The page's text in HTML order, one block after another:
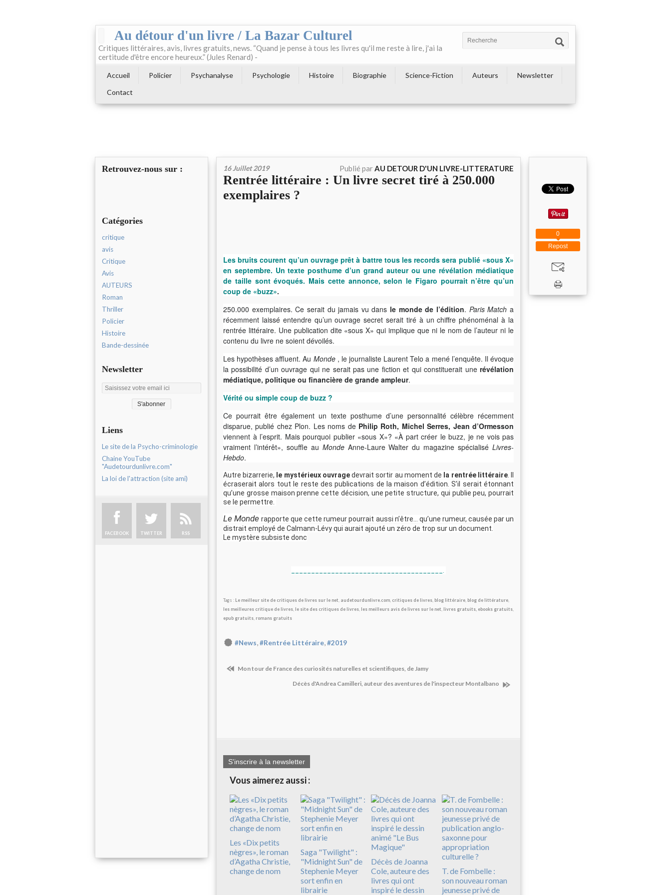
Au détour d'un livre / La Bazar Culturel
Critiques littéraires, avis, livres gratuits, news. “Quand je pense à tous les livres qu'il me reste à lire, j'ai la
certitude d'être encore heureux.” (Jules Renard) -
Accueil Policier Psychanalyse Psychologie Histoire Biographie Science-Fiction Auteurs
Newsletter
Contact
Retrouvez-nous sur :
Catégories
critique
avis
Critique
Avis
AUTEURS
Roman
Thriller
Policier
Histoire
Bande-dessinée
Newsletter
Liens
Le site de la Psycho-criminologie
Chaine YouTube
"Audetourdunlivre.com"
La loi de l'attraction (site ami)
FACEBOOK TWITTER RSS
16 Juillet 2019 Publié parAU DETOUR D'UN LIVRE-LITTERATURE
Rentrée littéraire : Un livre secret tiré à 250.000
exemplaires ?
Les bruits courent qu’un ouvrage prêt à battre tous les records sera publié «sous X»
en septembre. Un texte posthume d’un grand auteur ou une révélation médiatique
de taille sont évoqués. Mais cette annonce, selon le Figaro pourrait n’être qu’un
coup de «buzz».
250.000 exemplaires. Ce serait du jamais vu dans le monde de l’édition. Paris Matcha
récemment laissé entendre qu’un ouvrage secret serait tiré à un chiffre phénoménal à la
rentrée littéraire. Une publication dite «sous X» qui implique que ni le nom de l’auteur ni le
contenu du livre ne soient dévoilés.
Les hypothèses affluent. Au Monde , le journaliste Laurent Telo a mené l’enquête. Il évoque
la possibilité d’un ouvrage qui ne serait pas une fiction et qui constituerait une révélation
médiatique, politique ou financière de grande ampleur.
Vérité ou simple coup de buzz ?
Ce pourrait être également un texte posthume d’une personnalité célèbre récemment
disparue, publié chez Plon. Les noms dePhilip Roth, Michel Serres, Jean d’Ormesson
viennent à l’esprit. Mais pourquoi publier «sous X»? «À part créer le buzz, je ne vois pas
vraiment l’intérêt», souffle au MondeAnne-Laure Walter du magazine spécialiséLivres-
Hebdo.
Autre bizarrerie, le mystérieux ouvragedevrait sortir au moment de la rentrée littéraire. Il
écraserait alors tout le reste des publications de la maison d’édition. S’il serait étonnant
qu’une grosse maison prenne cette décision, une petite structure, qui publie peu, pourrait
se le permettre.
Le Monderapporte que cette rumeur pourrait aussi n’être... qu’une rumeur, causée par un
distrait employé de Calmann-Lévy qui aurait ajouté un zéro de trop sur un document.
Le mystère subsiste donc
Tags : Le meilleur site de critiques de livres sur le net audetourdunlivre.com critiques de livres blog littéraire blog de littérature
les meilleures critique de livres le site des critiques de livres les meilleurs avis de livres sur le net livres gratuits, ebooks gratuits
epub gratuits romans gratuits
#News,#Rentrée Littéraire,#2019
Mon tour de France des curiosités naturelles et scientifiques, de Jamy
Décès d'Andrea Camilleri, auteur des aventures de l'inspecteur Montalbano
S'inscrire à la newsletter
Vous aimerez aussi :
Les «Dix petits
nègres», le roman
d’Agatha Christie,
change de nom
Saga "Twilight" :
"Midnight Sun" de
Stephenie Meyer
sort enfin en
librairie
Décès de Joanna
Cole, auteure des
livres qui ont
inspiré le dessin
T. de Fombelle :
son nouveau roman
jeunesse privé de
Repost
0